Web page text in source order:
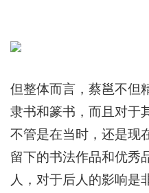
但整体而言，蔡邕不但
隶书和篆书，而且对于
不管是在当时，还是现
留下的书法作品和优秀
人，对于后人的影响是